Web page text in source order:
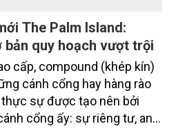
The Palm Island:
bản quy hoạch vượt trội
cấp, compound (khép kín)
cánh cổng hay hàng rào
thực sự được tạo nên bởi